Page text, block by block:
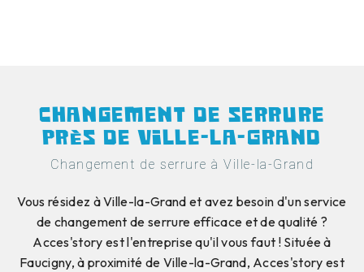
Changement de serrure
près de Ville-la-Grand
Changement de serrure à Ville-la-Grand
Vous résidez à Ville-la-Grand et avez besoin d'un service
de changement de serrure efficace et de qualité ?
Acces'story est l'entreprise qu'il vous faut ! Située à
Faucigny, à proximité de Ville-la-Grand, Acces'story est